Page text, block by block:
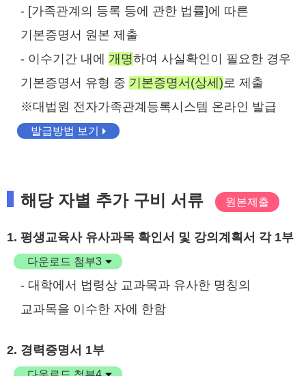
- [가족관계의 등록 등에 관한 법률]에 따른
기본증명서 원본 제출
- 이수기간 내에 개명하여 사실확인이 필요한 경우
기본증명서 유형 중 기본증명서(상세)로 제출
※대법원 전자가족관계등록시스템 온라인 발급
발급방법 보기
해당 자별 추가 구비 서류 원본제출
1. 평생교육사 유사과목 확인서 및 강의계획서 각 1부
다운로드 첨부3
- 대학에서 법령상 교과목과 유사한 명칭의
교과목을 이수한 자에 한함
2. 경력증명서 1부